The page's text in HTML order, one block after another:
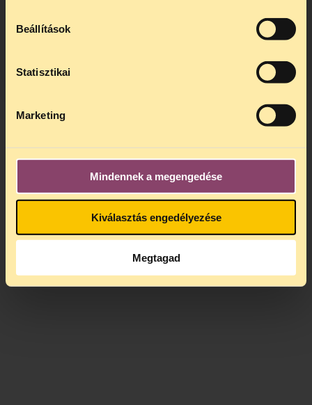
Beállítások
Statisztikai
Marketing
Mindennek a megengedése
Kiválasztás engedélyezése
Megtagad
telefonos jogsegély
kedden, 13 és 15 óra között lesz
alatt is elér minket.